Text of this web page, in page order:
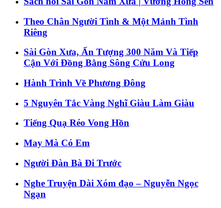
Theo Chân Người Tình & Một Mảnh Tình
Riêng
Sài Gòn Xưa, Ấn Tượng 300 Năm Và Tiếp
Cận Với Đồng Bằng Sông Cửu Long
Hành Trình Về Phương Đông
5 Nguyên Tắc Vàng Nghĩ Giàu Làm Giàu
Tiếng Quạ Réo Vong Hồn
May Mà Có Em
Người Đàn Bà Đi Trước
Nghe Truyện Dài Xóm đạo – Nguyễn Ngọc
Ngạn